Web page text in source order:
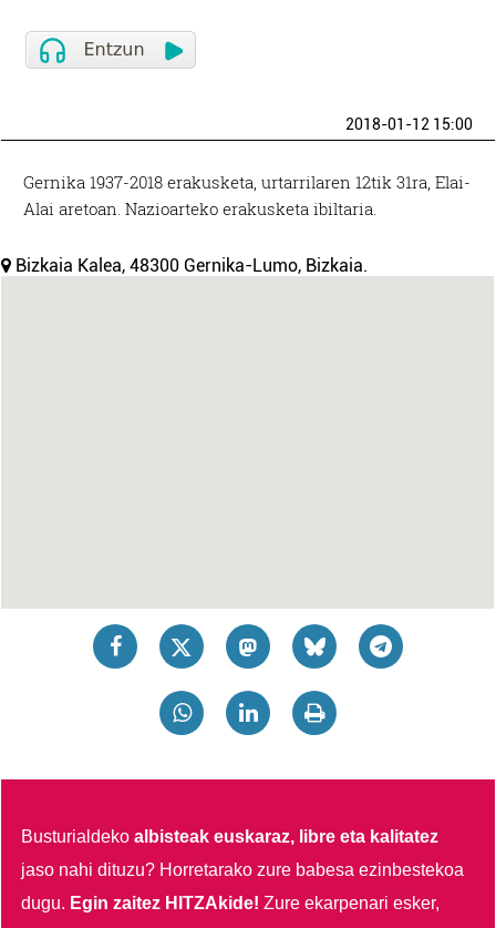
2018-01-12 15:00
Gernika 1937-2018 erakusketa, urtarrilaren 12tik 31ra, Elai-
Alai aretoan. Nazioarteko erakusketa ibiltaria.
Bizkaia Kalea, 48300 Gernika-Lumo, Bizkaia.
Busturialdekoalbisteak euskaraz, libre eta kalitatez
jaso nahi dituzu? Horretarako zure babesa ezinbestekoa
dugu. Egin zaitez HITZAkide!Zure ekarpenari esker,